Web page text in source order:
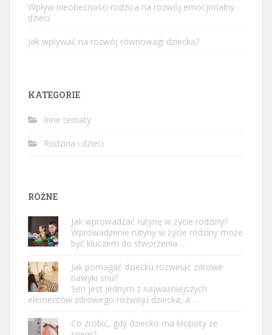
Wpływ nieobecności rodzica na rozwój emocjonalny
dzieci
Jak wpływać na rozwój równowagi dziecka?
KATEGORIE
Inne tematy
Rodzina i dzieci
RÓŻNE
Jak wprowadzać rutynę w życie rodziny?
Wprowadzenie rutyny w życie rodziny może
być kluczem do stworzenia …
Jak pomagać dziecku rozwinąć zdrowe
nawyki snu?
Sen jest jednym z najważniejszych
elementów zdrowego rozwoju dziecka, a …
Co zrobić, gdy dziecko ma kłopoty ze